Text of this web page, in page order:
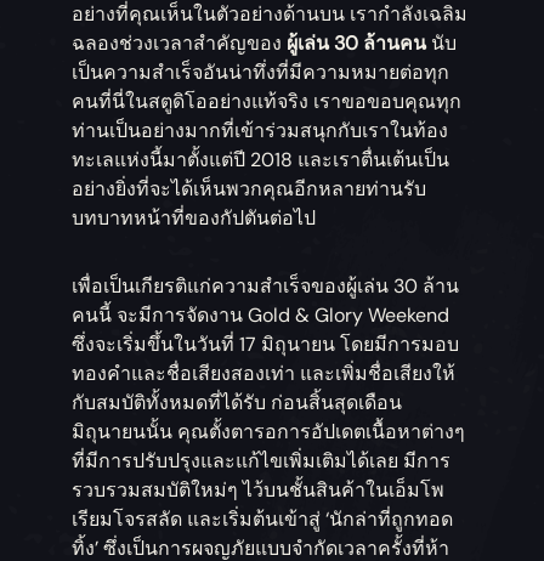
อย่างที่คุณเห็นในตัวอย่างด้านบน เรากำลังเฉลิม
ฉลองช่วงเวลาสำคัญของ ผู้เล่น 30 ล้านคนนับ
เป็นความสำเร็จอันน่าทึ่งที่มีความหมายต่อทุก
คนที่นี่ในสตูดิโออย่างแท้จริง เราขอขอบคุณทุก
ท่านเป็นอย่างมากที่เข้าร่วมสนุกกับเราในท้อง
ทะเลแห่งนี้มาตั้งแต่ปี 2018 และเราตื่นเต้นเป็น
อย่างยิ่งที่จะได้เห็นพวกคุณอีกหลายท่านรับ
บทบาทหน้าที่ของกัปตันต่อไป
เพื่อเป็นเกียรติแก่ความสำเร็จของผู้เล่น 30 ล้าน
คนนี้ จะมีการจัดงาน Gold & Glory Weekend
ซึ่งจะเริ่มขึ้นในวันที่ 17 มิถุนายน โดยมีการมอบ
ทองคำและชื่อเสียงสองเท่า และเพิ่มชื่อเสียงให้
กับสมบัติทั้งหมดที่ได้รับ ก่อนสิ้นสุดเดือน
มิถุนายนนั้น คุณตั้งตารอการอัปเดตเนื้อหาต่างๆ
ที่มีการปรับปรุงและแก้ไขเพิ่มเติมได้เลย มีการ
รวบรวมสมบัติใหม่ๆ ไว้บนชั้นสินค้าในเอ็มโพ
เรียมโจรสลัด และเริ่มต้นเข้าสู่ ‘นักล่าที่ถูกทอด
ทิ้ง’ ซึ่งเป็นการผจญภัยแบบจำกัดเวลาครั้งที่ห้า